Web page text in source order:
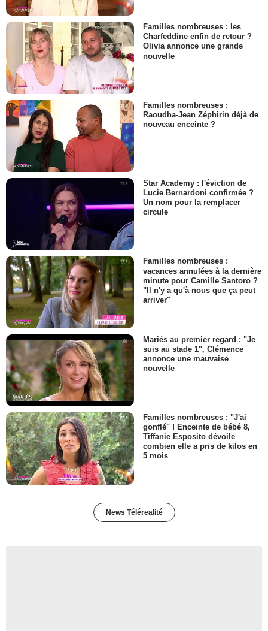
Familles nombreuses : les
Charfeddine enfin de retour ?
Olivia annonce une grande
nouvelle
Familles nombreuses :
Raoudha-Jean Zéphirin déjà de
nouveau enceinte ?
Star Academy : l'éviction de
Lucie Bernardoni confirmée ?
Un nom pour la remplacer
circule
Familles nombreuses :
vacances annulées à la dernière
minute pour Camille Santoro ?
"Il n'y a qu'à nous que ça peut
arriver"
Mariés au premier regard : "Je
suis au stade 1", Clémence
annonce une mauvaise
nouvelle
Familles nombreuses : "J'ai
gonflé" ! Enceinte de bébé 8,
Tiffanie Esposito dévoile
combien elle a pris de kilos en
5 mois
News Télérealité